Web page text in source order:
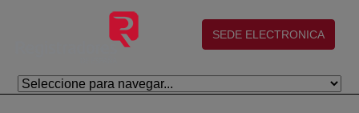
Eduki nagusira joan
(abre en nueva ventana)
SEDE ELECTRONICA